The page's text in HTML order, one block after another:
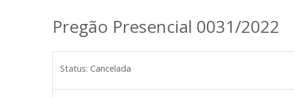
Pregão Presencial 0031/2022
Status: Cancelada